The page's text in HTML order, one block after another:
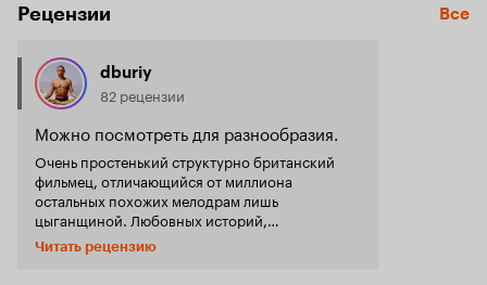
Рецензии Все
dburiy
82 рецензии
Можно посмотреть для разнообразия.
Очень простенький структурно британский
фильмец, отличающийся от миллиона
остальных похожих мелодрам лишь
цыганщиной. Любовных историй,
построенных на различиях сословный,
социальных или каких-то других великое
Читать рецензию